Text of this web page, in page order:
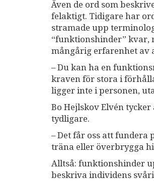
Även de ord som
felaktigt. Tidigare har
stramade upp
“funktionshinder” kvar,
mångårig erfarenhet av
– Du kan ha en
kraven för stora i
ligger inte i personen,
Bo Hejlskov Elvén
tydligare.
– Det får oss att
träna eller överbrygga
Alltså: funktionshinder
beskriva individens